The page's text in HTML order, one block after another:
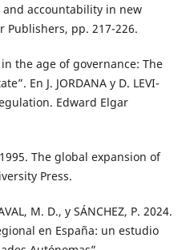
accountability in new
Publishers, pp. 217-226.
in the age of governance: The
En J. JORDANA y D. LEVI-
Edward Elgar
1995. The global expansion of
Press.
M. D., y SÁNCHEZ, P. 2024.
en España: un estudio